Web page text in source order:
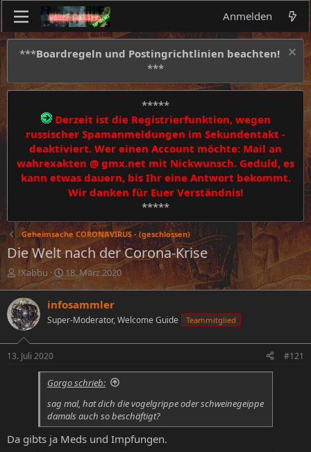
Anmelden
***Boardregeln und Postingrichtlinien beachten!
***
*****
Derzeit ist die Registrierfunktion, wegen
russischer Spamanmeldungen im Sekundentakt -
deaktiviert. Wer einen Account möchte: Mail an
wahrexakten @ gmx.net mit Nickwunsch. Geduld, es
kann etwas dauern, bis Ihr eine Antwort bekommt.
Wir danken für Euer Verständnis!
*****
Geheimsache CORONAVIRUS - (geschlossen)
Die Welt nach der Corona-Krise
E
s
t
e
l
l
e
!Xabbu
E
t
e
l
a
m
18. März 2020
infosammler
Super-Moderator, Welcome Guide Teammitglied
13. Juli 2020 #121
Gorgo schrieb:
sag mal, hat dich die vogelgrippe oder schweinegeippe
damals auch so beschäftigt?
Da gibts ja Meds und Impfungen.